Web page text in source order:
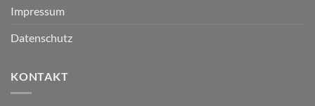
Impressum
Datenschutz
KONTAKT